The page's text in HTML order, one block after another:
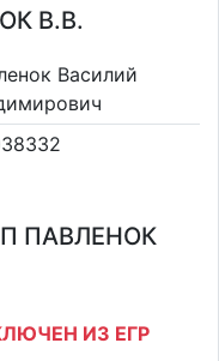
В.В.
Василий
ПАВЛЕНОК
ИЗ ЕГР